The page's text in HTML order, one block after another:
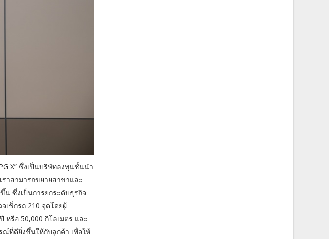
X” ซึ่งเป็นบริษัทลงทุนชั้นนำ
ราสามารถขยายสาขาและ
น ซึ่งเป็นการยกระดับธุรกิจ
เช็กรถ 210 จุดโดยผู้
หรือ 50,000 กิโลเมตร และ
ณ์ที่ดียิ่งขึ้นให้กับลูกค้า เพื่อให้